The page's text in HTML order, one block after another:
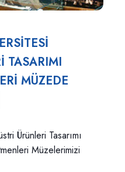
TASARIMI
MÜZEDE
Ürünleri Tasarımı
Müzelerimizi